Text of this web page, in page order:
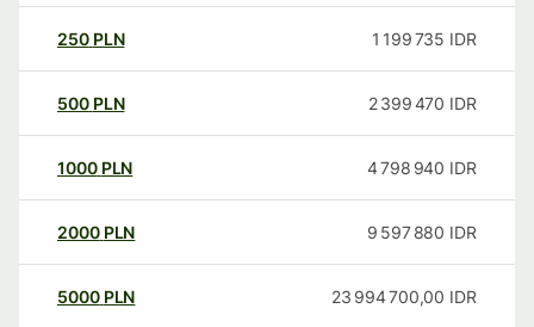
250 PLN 1 199 735 IDR
500 PLN 2 399 470 IDR
1000 PLN 4 798 940 IDR
2000 PLN 9 597 880 IDR
5000 PLN 23 994 700,00 IDR